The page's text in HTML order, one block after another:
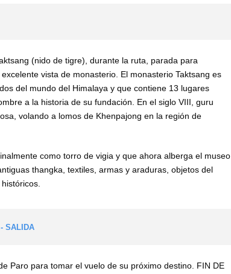
(nido de tigre), durante la ruta, parada para
vista de monasterio. El monasterio Taktsang es
del mundo del Himalaya y que contiene 13 lugares
a la historia de su fundación. En el siglo VIII, guru
volando a lomos de Khenpajong en la región de
como torro de vigia y que ahora alberga el museo
thangka, textiles, armas y araduras, objetos del
SALIDA
Paro para tomar el vuelo de su próximo destino. FIN DE